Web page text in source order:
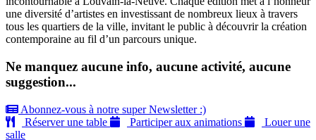
une diversité d’artistes en investissant de nombreux lieux à travers
tous les quartiers de la ville, invitant le public à découvrir la création
contemporaine au fil d’un parcours unique.
Ne manquez aucune info, aucune activité, aucune
suggestion...
Abonnez-vous à notre super Newsletter :)
Réserver une table
Participer aux animations
Louer une
salle